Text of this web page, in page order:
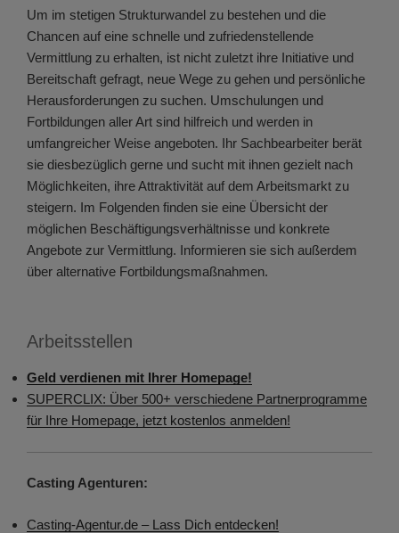
Um im stetigen Strukturwandel zu bestehen und die
Chancen auf eine schnelle und zufriedenstellende
Vermittlung zu erhalten, ist nicht zuletzt ihre Initiative und
Bereitschaft gefragt, neue Wege zu gehen und persönliche
Herausforderungen zu suchen. Umschulungen und
Fortbildungen aller Art sind hilfreich und werden in
umfangreicher Weise angeboten. Ihr Sachbearbeiter berät
sie diesbezüglich gerne und sucht mit ihnen gezielt nach
Möglichkeiten, ihre Attraktivität auf dem Arbeitsmarkt zu
steigern. Im Folgenden finden sie eine Übersicht der
möglichen Beschäftigungsverhältnisse und konkrete
Angebote zur Vermittlung. Informieren sie sich außerdem
über alternative Fortbildungsmaßnahmen.
Arbeitsstellen
Geld verdienen mit Ihrer Homepage!
SUPERCLIX: Über 500+ verschiedene Partnerprogramme
für Ihre Homepage, jetzt kostenlos anmelden!
Casting Agenturen:
Casting-Agentur.de – Lass Dich entdecken!